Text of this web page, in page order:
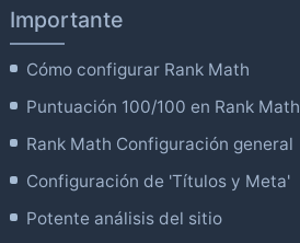
Importante
Cómo configurar Rank Math
Puntuación 100/100 en Rank Math
Rank Math Configuración general
Configuración de 'Títulos y Meta'
Potente análisis del sitio